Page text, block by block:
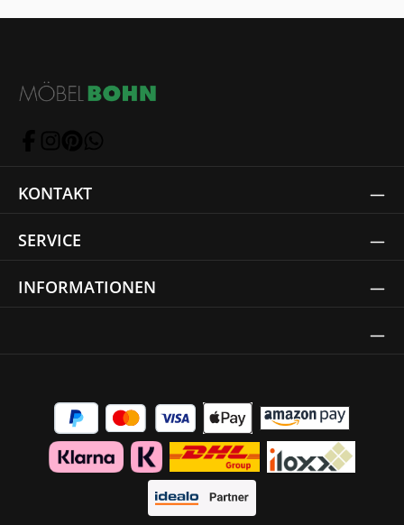
KONTAKT
SERVICE
INFORMATIONEN